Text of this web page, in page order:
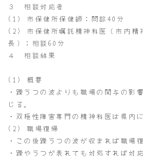
３ 相談対応者
(1) 市保健所保健師：問診40分
(2) 市保健所嘱託精神科医（市内精
長）：相談60分
４ 相談結果
(1) 概要
・躁うつの波よりも職場の関与の影
じる。
・双極性障害専門の精神科医は県内
(2) 職場復帰
・この後躁うつの波が収まれば職場
・躁やうつが表れても対処すれば対